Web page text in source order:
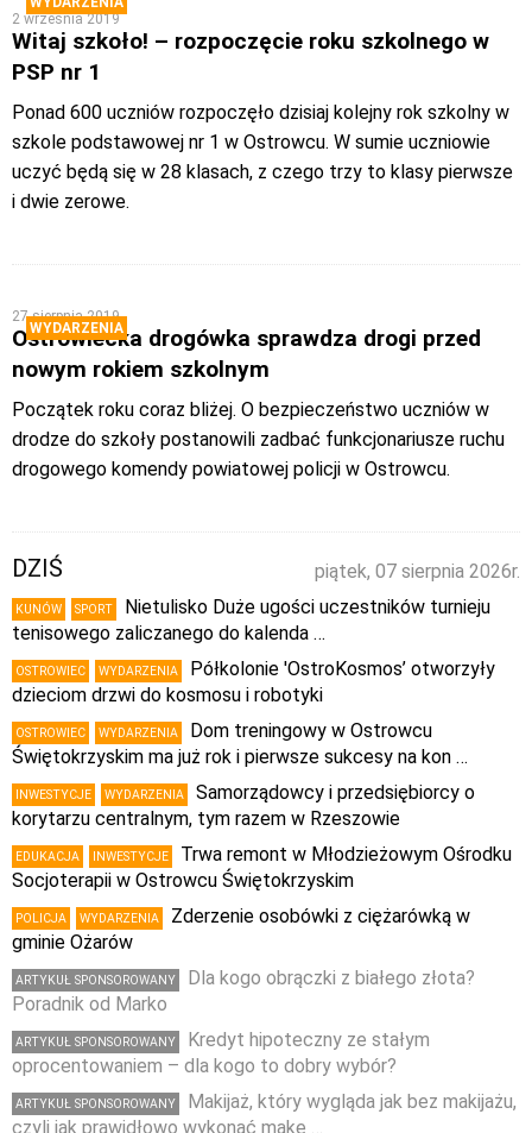
2 września 2019
Witaj szkoło! – rozpoczęcie roku szkolnego w
PSP nr 1
Ponad 600 uczniów rozpoczęło dzisiaj kolejny rok szkolny w
szkole podstawowej nr 1 w Ostrowcu. W sumie uczniowie
uczyć będą się w 28 klasach, z czego trzy to klasy pierwsze
i dwie zerowe.
WYDARZENIA
27 sierpnia 2019
Ostrowiecka drogówka sprawdza drogi przed
nowym rokiem szkolnym
Początek roku coraz bliżej. O bezpieczeństwo uczniów w
drodze do szkoły postanowili zadbać funkcjonariusze ruchu
drogowego komendy powiatowej policji w Ostrowcu.
piątek, 07 sierpnia 2026r.
DZIŚ
KUNÓW SPORT
Nietulisko Duże ugości uczestników turnieju
tenisowego zaliczanego do kalenda …
OSTROWIEC WYDARZENIA
Półkolonie 'OstroKosmos’ otworzyły
dzieciom drzwi do kosmosu i robotyki
OSTROWIEC WYDARZENIA
Dom treningowy w Ostrowcu
Świętokrzyskim ma już rok i pierwsze sukcesy na kon …
INWESTYCJE WYDARZENIA
Samorządowcy i przedsiębiorcy o
korytarzu centralnym, tym razem w Rzeszowie
EDUKACJA INWESTYCJE
Trwa remont w Młodzieżowym Ośrodku
Socjoterapii w Ostrowcu Świętokrzyskim
POLICJA WYDARZENIA
Zderzenie osobówki z ciężarówką w
gminie Ożarów
ARTYKUŁ SPONSOROWANY
Dla kogo obrączki z białego złota?
Poradnik od Marko
ARTYKUŁ SPONSOROWANY
Kredyt hipoteczny ze stałym
oprocentowaniem – dla kogo to dobry wybór?
ARTYKUŁ SPONSOROWANY
Makijaż, który wygląda jak bez makijażu,
czyli jak prawidłowo wykonać make …